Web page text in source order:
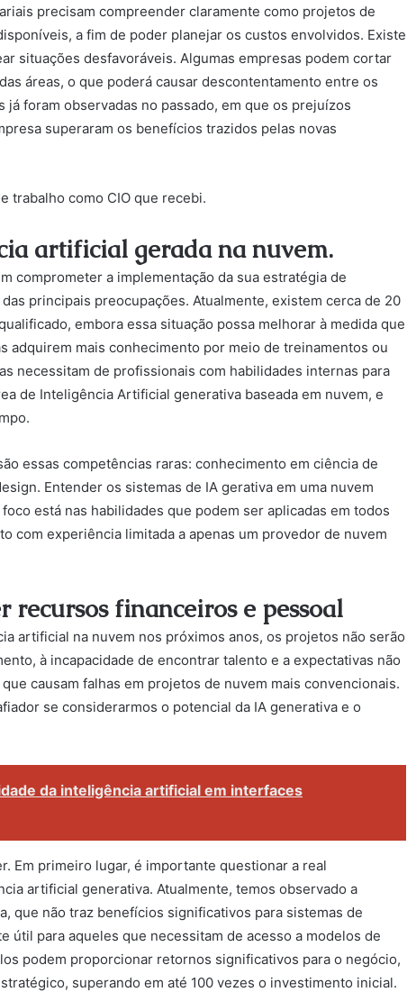
precisam compreender claramente como projetos de
a fim de poder planejar os custos envolvidos. Existe
situações desfavoráveis. Algumas empresas podem cortar
áreas, o que poderá causar descontentamento entre os
foram observadas no passado, em que os prejuízos
superaram os benefícios trazidos pelas novas
trabalho como CIO que recebi.
artificial gerada na nuvem.
comprometer a implementação da sua estratégia de
principais preocupações. Atualmente, existem cerca de 20
embora essa situação possa melhorar à medida que
adquirem mais conhecimento por meio de treinamentos ou
necessitam de profissionais com habilidades internas para
de Inteligência Artificial generativa baseada em nuvem, e
essas competências raras: conhecimento em ciência de
Entender os sistemas de IA gerativa em uma nuvem
está nas habilidades que podem ser aplicadas em todos
com experiência limitada a apenas um provedor de nuvem
financeiros e pessoal
artificial na nuvem nos próximos anos, os projetos não serão
à incapacidade de encontrar talento e a expectativas não
causam falhas em projetos de nuvem mais convencionais.
se considerarmos o potencial da IA generativa e o
da inteligência artificial em interfaces
Em primeiro lugar, é importante questionar a real
artificial generativa. Atualmente, temos observado a
que não traz benefícios significativos para sistemas de
útil para aqueles que necessitam de acesso a modelos de
podem proporcionar retornos significativos para o negócio,
superando em até 100 vezes o investimento inicial.